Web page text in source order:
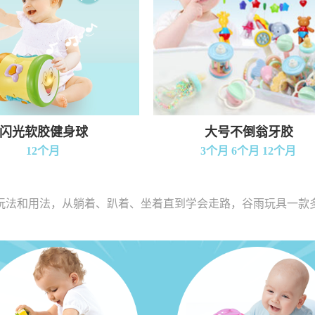
闪光软胶健身球
12个月
大号不倒翁牙胶
3个月 6个月 12个月
法和用法，从躺着、趴着、坐着直到学会走路，谷雨玩具一款